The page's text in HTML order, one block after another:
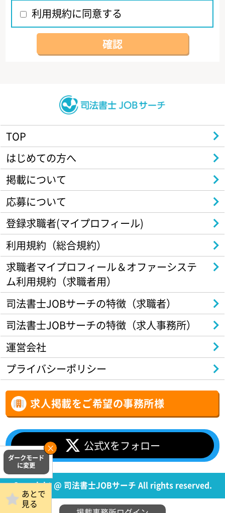
利用規約に同意する
確認
TOP
はじめての方へ
掲載について
応募について
登録求職者(マイプロフィール)
利用規約（総合規約）
求職者マイプロフィール＆オファーシステ
ム利用規約（求職者用）
司法書士JOBサーチの特徴（求職者）
司法書士JOBサーチの特徴（求人事務所）
運営会社
プライバシーポリシー
求人掲載をご希望の事務所様
公式Xをフォロー
Copyright @ 司法書士JOBサーチ All rights reserved.
あとで
見る